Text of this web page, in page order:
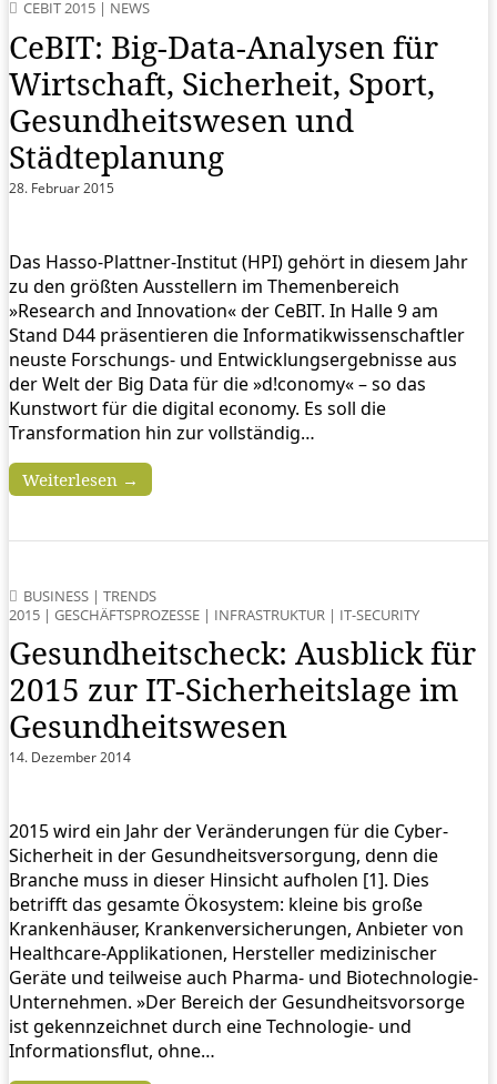
CEBIT 2015 | NEWS
CeBIT: Big-Data-Analysen für
Wirtschaft, Sicherheit, Sport,
Gesundheitswesen und
Städteplanung
28. Februar 2015
Das Hasso-Plattner-Institut (HPI) gehört in diesem Jahr
zu den größten Ausstellern im Themenbereich
»Research and Innovation« der CeBIT. In Halle 9 am
Stand D44 präsentieren die Informatikwissenschaftler
neuste Forschungs- und Entwicklungsergebnisse aus
der Welt der Big Data für die »d!conomy« – so das
Kunstwort für die digital economy. Es soll die
Transformation hin zur vollständig…
Weiterlesen →
BUSINESS | TRENDS
2015 | GESCHÄFTSPROZESSE | INFRASTRUKTUR | IT-SECURITY
Gesundheitscheck: Ausblick für
2015 zur IT-Sicherheitslage im
Gesundheitswesen
14. Dezember 2014
2015 wird ein Jahr der Veränderungen für die Cyber-
Sicherheit in der Gesundheitsversorgung, denn die
Branche muss in dieser Hinsicht aufholen [1]. Dies
betrifft das gesamte Ökosystem: kleine bis große
Krankenhäuser, Krankenversicherungen, Anbieter von
Healthcare-Applikationen, Hersteller medizinischer
Geräte und teilweise auch Pharma- und Biotechnologie-
Unternehmen. »Der Bereich der Gesundheitsvorsorge
ist gekennzeichnet durch eine Technologie- und
Informationsflut, ohne…